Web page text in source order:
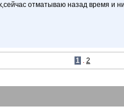
отматываю назад время и
1 . 2